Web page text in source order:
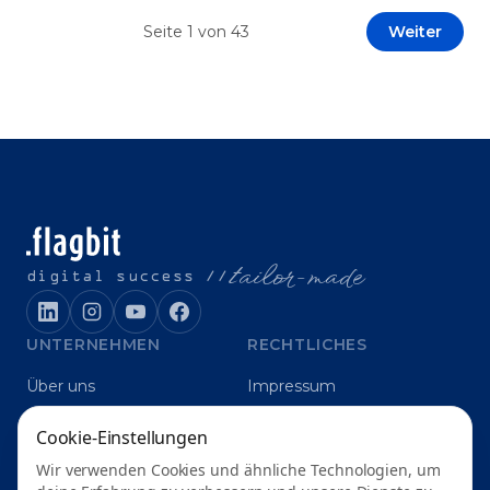
Prototypen entwickeln und interne Skepsis
abbauen. Der zentrale Begriff dieses Beitrags ist
Seite 1 von 43 Weiter
digital success //tailor-made
UNTERNEHMEN
Über uns
RECHTLICHES
Impressum
Cookie-Einstellungen
Wir verwenden Cookies und ähnliche Technologien, um